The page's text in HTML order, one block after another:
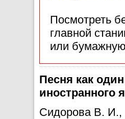
Посмотреть
главной
или
Песня как
иностранного
Сидорова В.